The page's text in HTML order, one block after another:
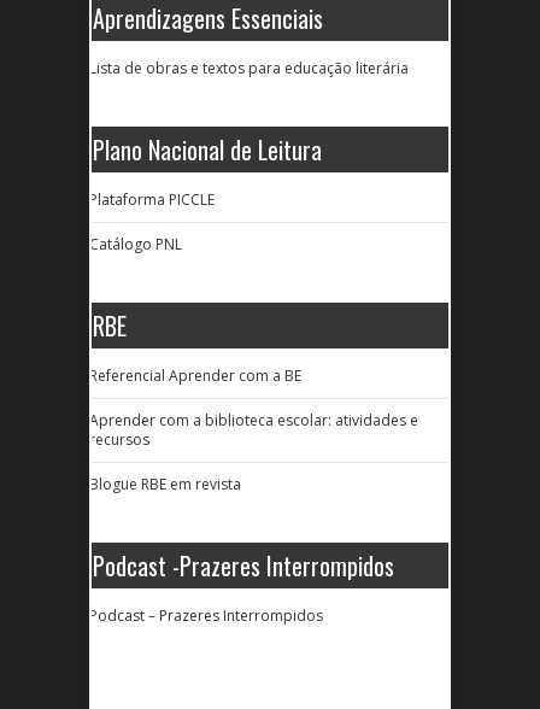
Aprendizagens Essenciais
Lista de obras e textos para educação literária
Plano Nacional de Leitura
Plataforma PICCLE
Catálogo PNL
RBE
Referencial Aprender com a BE
Aprender com a biblioteca escolar: atividades e
recursos
Blogue RBE em revista
Podcast -Prazeres Interrompidos
Podcast – Prazeres Interrompidos